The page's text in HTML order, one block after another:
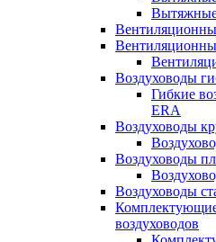
Вытяжные
Воздуховоды
Гибкие
ERA
Воздуховоды
Воздуховоды
Воздуховоды
воздуховодов